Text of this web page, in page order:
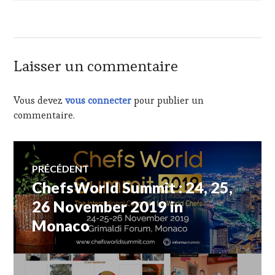
Laisser un commentaire
Vous devezvous connecterpour publier un
commentaire.
Navigation
de
l’article
PRÉCÉDENT
Article
précédent :
ChefsWorld Summit : 24, 25,
26 November 2019 in
Monaco